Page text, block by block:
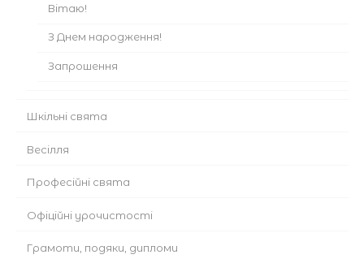
Вітаю!
З Днем народження!
Запрошення
Шкільні свята
Весілля
Професійні свята
Офіційні урочистості
Грамоти, подяки, дипломи